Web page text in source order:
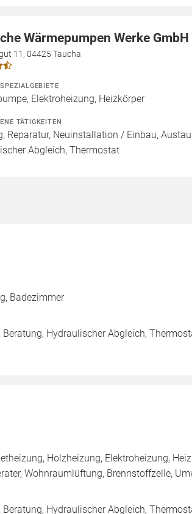
Wärmepumpen Werke GmbH
11, 04425 Taucha
Elektroheizung, Heizkörper
TÄTIGKEITEN
Reparatur, Neuinstallation / Einbau,
Abgleich, Thermostat
Badezimmer
Hydraulischer Abgleich,
Holzheizung, Elektroheizung,
Wohnraumlüftung, Brennstoffzelle,
Hydraulischer Abgleich,